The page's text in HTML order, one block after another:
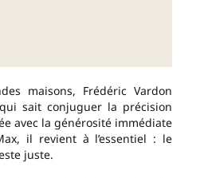
maisons, Frédéric Vardon
sait conjuguer la précision
avec la générosité immédiate
il revient à l’essentiel : le
juste.